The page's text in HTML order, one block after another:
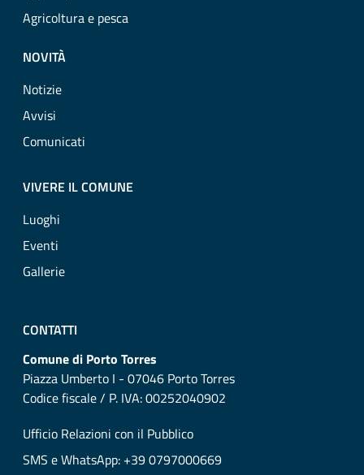
Agricoltura e pesca
NOVITÀ
Notizie
Avvisi
Comunicati
VIVERE IL COMUNE
Luoghi
Eventi
Gallerie
CONTATTI
Comune di Porto Torres
Piazza Umberto I - 07046 Porto Torres
Codice fiscale / P. IVA: 00252040902
Ufficio Relazioni con il Pubblico
SMS e WhatsApp: +39 0797000669